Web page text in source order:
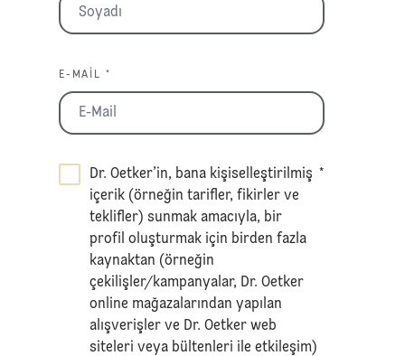
E-MAIL *
Dr. Oetker’in, bana kişiselleştirilmiş
içerik (örneğin tarifler, fikirler ve
teklifler) sunmak amacıyla, bir
profil oluşturmak için birden fazla
kaynaktan (örneğin
çekilişler/kampanyalar, Dr. Oetker
online mağazalarından yapılan
alışverişler ve Dr. Oetker web
siteleri veya bültenleri ile etkileşim)
*